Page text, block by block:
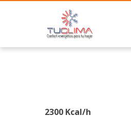
2300 Kcal/h